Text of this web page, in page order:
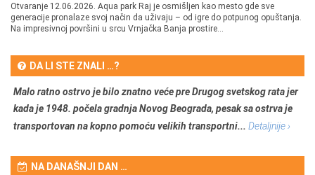
Otvaranje 12.06.2026. Aqua park Raj je osmišljen kao mesto gde sve
generacije pronalaze svoj način da uživaju – od igre do potpunog opuštanja.
Na impresivnoj površini u srcu Vrnjačka Banja prostire...
DA LI STE ZNALI …?
Malo ratno ostrvo je bilo znatno veće pre Drugog svetskog rata jer
kada je 1948. počela gradnja Novog Beograda, pesak sa ostrva je
transportovan na kopno pomoću velikih transportni... Detaljnije ›
NA DANAŠNJI DAN …